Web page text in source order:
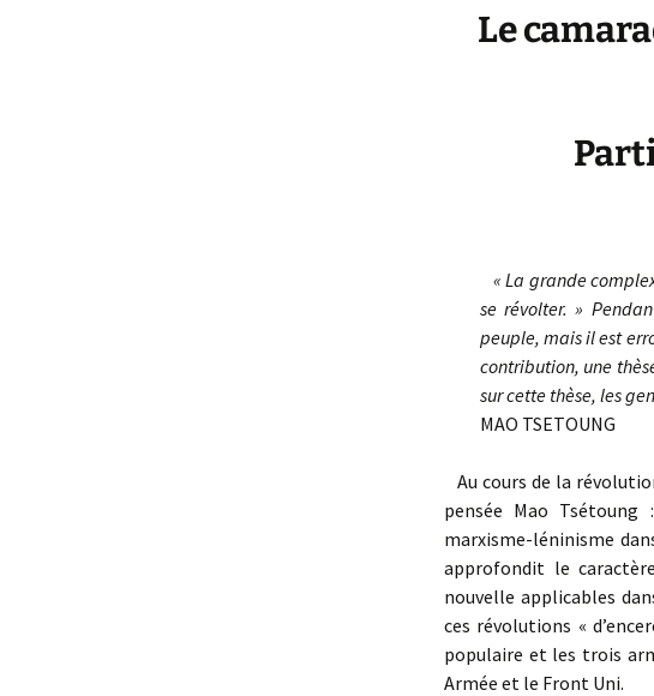
Le
« La grande
se révolter. »
peuple, mais il est
contribution, une
sur cette thèse, les
MAO TSETOUNG
Au cours de la
pensée Mao
marxisme-léninisme
approfondit le
nouvelle applicables
ces révolutions «
populaire et les trois
Armée et le Front Uni.